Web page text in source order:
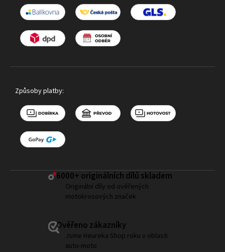
Způsoby platby:
6000+ ​originálních dílů skladem
Originální díly od ověřených
motokrosových značek
Ověřeno zákazníky
Jsme Heureka Shop roku v oblasti
auto-moto